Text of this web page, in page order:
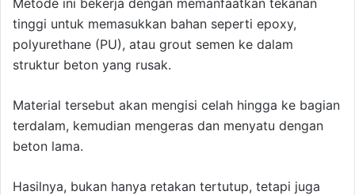
tinggi untuk memasukkan bahan seperti epoxy,
polyurethane (PU), atau grout semen ke dalam
struktur beton yang rusak.
Material tersebut akan mengisi celah hingga ke bagian
terdalam, kemudian mengeras dan menyatu dengan
beton lama.
Hasilnya, bukan hanya retakan tertutup, tetapi juga